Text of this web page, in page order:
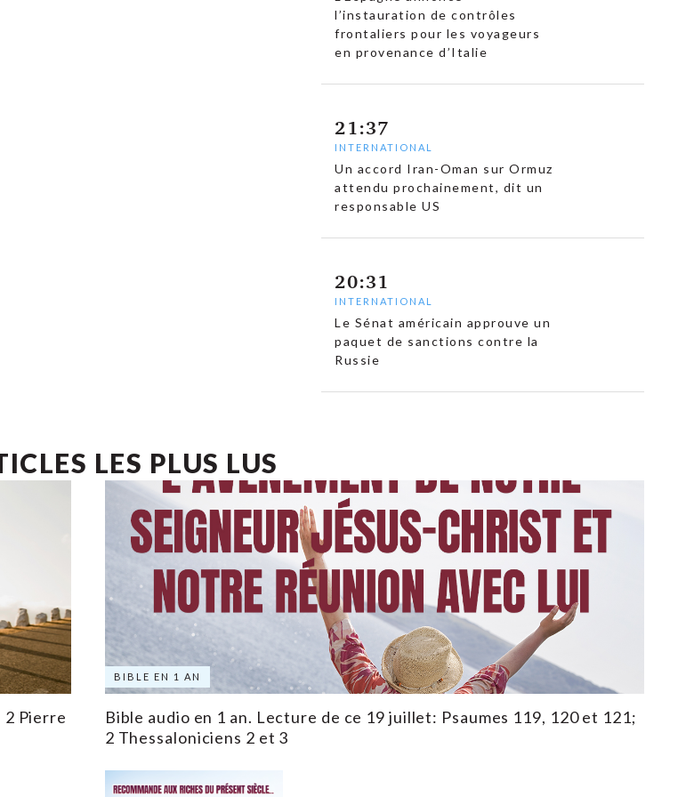
l’instauration de contrôles
frontaliers pour les voyageurs
en provenance d’Italie
21:37
INTERNATIONAL
Un accord Iran-Oman sur Ormuz
attendu prochainement, dit un
responsable US
20:31
INTERNATIONAL
Le Sénat américain approuve un
paquet de sanctions contre la
Russie
LES PLUS LUS
2 Pierre
BIBLE EN 1 AN
Bible audio en 1 an. Lecture de ce 19 juillet: Psaumes 119, 120 et 121;
2 Thessaloniciens 2 et 3